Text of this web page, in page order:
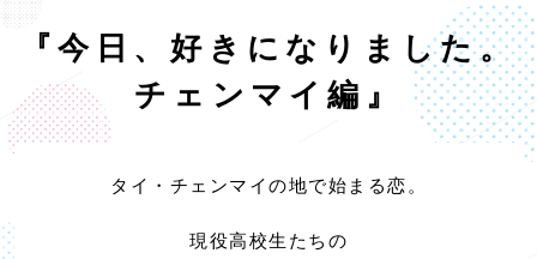
『今日、好きになりました。
チェンマイ編』
タイ・チェンマイの地で始まる恋。
現役高校生たちの